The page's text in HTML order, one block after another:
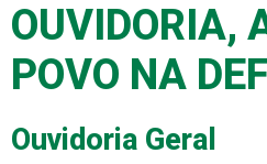
OUVIDORIA,
POVO NA
Ouvidoria Geral